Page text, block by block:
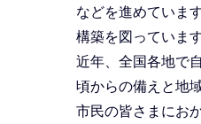
などを進めていま
構築を図っています
近年、全国各地で
頃からの備えと地
市民の皆さまにお